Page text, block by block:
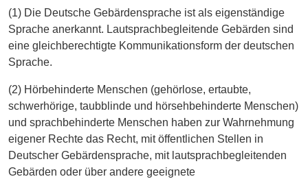
(1) Die Deutsche Gebärdensprache ist als eigenständige
Sprache anerkannt. Lautsprachbegleitende Gebärden sind
eine gleichberechtigte Kommunikationsform der deutschen
Sprache.
(2) Hörbehinderte Menschen (gehörlose, ertaubte,
schwerhörige, taubblinde und hörsehbehinderte Menschen)
und sprachbehinderte Menschen haben zur Wahrnehmung
eigener Rechte das Recht, mit öffentlichen Stellen in
Deutscher Gebärdensprache, mit lautsprachbegleitenden
Gebärden oder über andere geeignete